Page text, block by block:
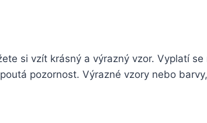
si vzít krásný a výrazný vzor. Vyplatí
pozornost. Výrazné vzory nebo